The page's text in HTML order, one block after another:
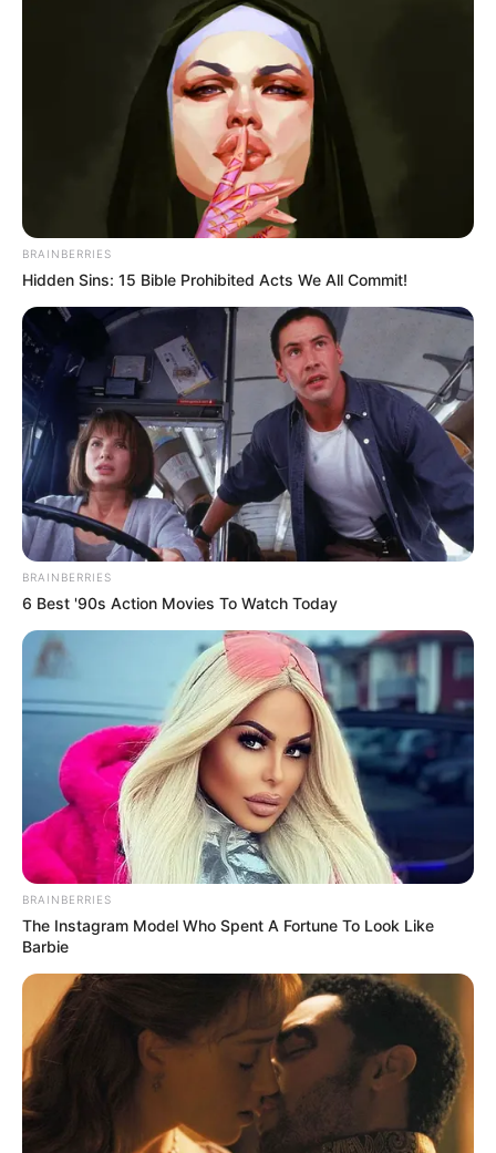
Seulement, ce rapprochement n’est pas du goût
de tout le monde puisque Manon, qui est en
guerre avec Sofia, pense que son
comportement cache quelque chose et elle est
bien déterminée à découvrir ce qu’il dissimule
derrière son air parfait dans le courant du mois
Demain nous
appartient: Manon
excédée, William
présente ses excuses
Alors que William (Kamel Belghazi ) apprend
n’avait pas son diplôme d’infirmier, il est bien
décidé à régler ses comptes avec lui. Il le remet
à sa place de manière mémorable, mais le
professionnel de santé reçoit un appel qui
Julie Debazac
) a enquêté
sur Jean et elle a remarqué qu’il était bien
BRAINBERRIES
Hidden Sins: 15 Bible Prohibited Acts We All Commit!
BRAINBERRIES
6 Best '90s Action Movies To Watch Today
BRAINBERRIES
The Instagram Model Who Spent A Fortune To Look Like
Barbie